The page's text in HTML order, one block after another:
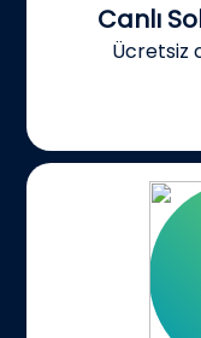
Canlı
Ücretsiz